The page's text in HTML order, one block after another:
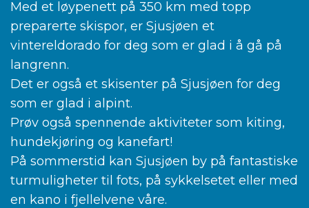
Med et løypenett på 350 km med topp
preparerte skispor, er Sjusjøen et
vintereldorado for deg som er glad i å gå på
langrenn.
Det er også et skisenter på Sjusjøen for deg
som er glad i alpint.
Prøv også spennende aktiviteter som kiting,
hundekjøring og kanefart!
På sommerstid kan Sjusjøen by på fantastiske
turmuligheter til fots, på sykkelsetet eller med
en kano i fjellelvene våre.